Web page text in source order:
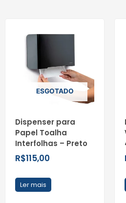
ESGOTADO
Dispenser para
Papel Toalha
Interfolhas – Preto
R$115,00
Ler mais